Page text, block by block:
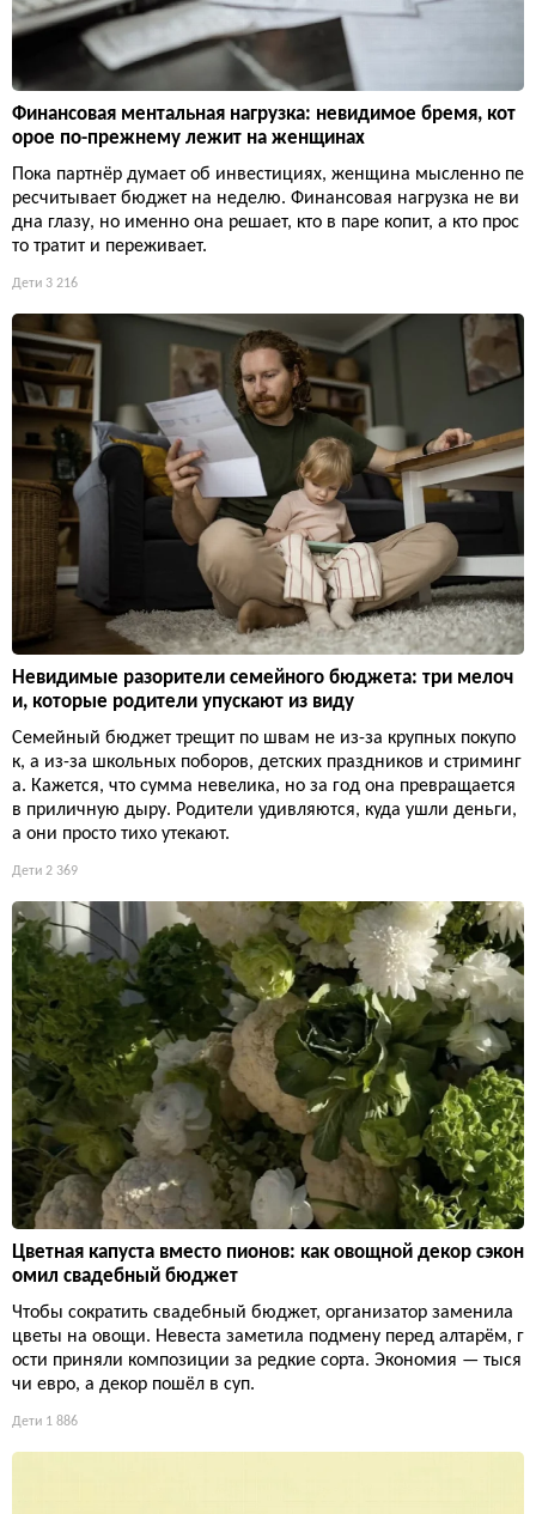
Финансовая ментальная нагрузка: невидимое бремя, кот
орое по-прежнему лежит на женщинах
Пока партнёр думает об инвестициях, женщина мысленно пе
ресчитывает бюджет на неделю. Финансовая нагрузка не ви
дна глазу, но именно она решает, кто в паре копит, а кто прос
то тратит и переживает.
Дети 3 216
Невидимые разорители семейного бюджета: три мелоч
и, которые родители упускают из виду
Семейный бюджет трещит по швам не из-за крупных покупо
к, а из-за школьных поборов, детских праздников и стриминг
а. Кажется, что сумма невелика, но за год она превращается
в приличную дыру. Родители удивляются, куда ушли деньги,
а они просто тихо утекают.
Дети 2 369
Цветная капуста вместо пионов: как овощной декор сэкон
омил свадебный бюджет
Чтобы сократить свадебный бюджет, организатор заменила
цветы на овощи. Невеста заметила подмену перед алтарём, г
ости приняли композиции за редкие сорта. Экономия — тыся
чи евро, а декор пошёл в суп.
Дети 1 886